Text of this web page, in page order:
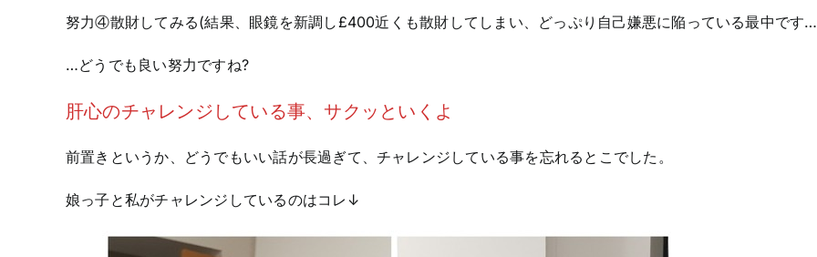
努力④散財してみる(結果、眼鏡を新調し£400近くも散財してしまい、どっぷり自己嫌悪に陥っている最中です
…どうでも良い努力ですね?
肝心のチャレンジしている事、サクッといくよ
前置きというか、どうでもいい話が長過ぎて、チャレンジしている事を忘れるとこでした。
娘っ子と私がチャレンジしているのはコレ↓